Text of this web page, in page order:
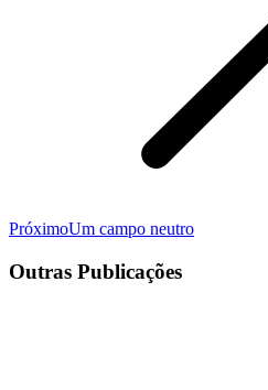
PróximoPróximo
Um campo neutro
Outras Publicações